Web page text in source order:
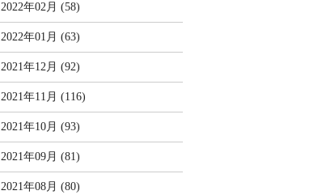
2022年02月 (58)
2022年01月 (63)
2021年12月 (92)
2021年11月 (116)
2021年10月 (93)
2021年09月 (81)
2021年08月 (80)